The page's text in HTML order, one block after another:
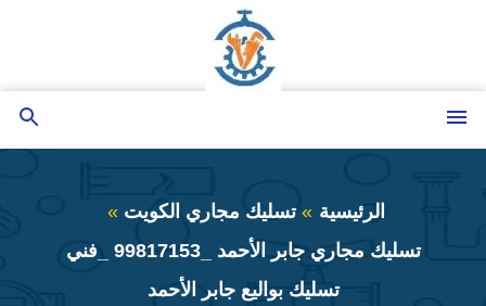
المحتوى
الرئيسية
تسليك مجاري الكويت
تسليك مجاري جابر الأحمد _99817153 _فني
تسليك بواليع جابر الأحمد